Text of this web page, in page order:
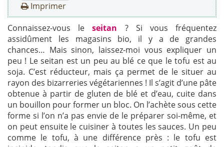
Imprimer
Connaissez-vous leseitan ? Si vous fréquentez
assidûment les magasins bio, il y a de grandes
chances… Mais sinon, laissez-moi vous expliquer un
peu ! Le seitan est un peu au blé ce que le tofu est au
soja. C’est réducteur, mais ça permet de le situer au
rayon des bizarreries végétariennes ! Il s’agit d’une pâte
obtenue à partir de gluten de blé et d’eau, cuite dans
un bouillon pour former un bloc. On l’achète sous cette
forme si l’on n’a pas envie de le préparer soi-même, et
on peut ensuite le cuisiner à toutes les sauces. Un peu
comme le tofu, à une différence près : le tofu est